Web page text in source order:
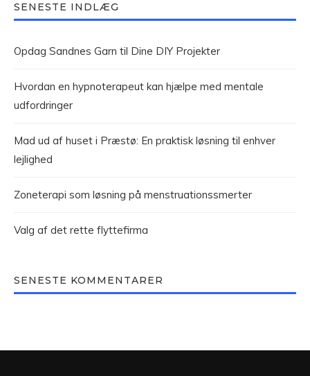
SENESTE INDLÆG
Opdag Sandnes Garn til Dine DIY Projekter
Hvordan en hypnoterapeut kan hjælpe med mentale
udfordringer
Mad ud af huset i Præstø: En praktisk løsning til enhver
lejlighed
Zoneterapi som løsning på menstruationssmerter
Valg af det rette flyttefirma
SENESTE KOMMENTARER